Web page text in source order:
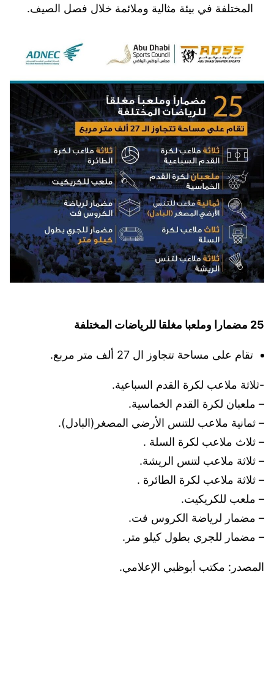
المختلفة في بيئة مثالية وملائمة خلال فصل الصيف.
25 مضمارا وملعبا مغلقا للرياضات المختلفة
تقام على مساحة تتجاوز ال 27 ألف متر مربع.
-ثلاثة ملاعب لكرة القدم السباعية.
– ملعبان لكرة القدم الخماسية.
– ثمانية ملاعب للتنس الأرضي المصغر(البادل).
– ثلاث ملاعب لكرة السلة .
– ثلاثة ملاعب لتنس الريشة.
– ثلاثة ملاعب لكرة الطائرة .
– ملعب للكريكيت.
– مضمار لرياضة الكروس فت.
– مضمار للجري بطول كيلو متر.
المصدر: مكتب أبوظبي الإعلامي.